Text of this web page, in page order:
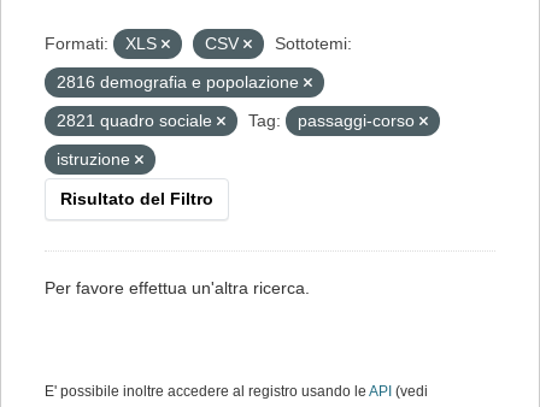
Formati: XLS CSV
Sottotemi:
2816 demografia e popolazione
2821 quadro sociale
Tag:
passaggi-corso
istruzione
Risultato del Filtro
Per favore effettua un'altra ricerca.
E' possibile inoltre accedere al registro usando le API (vedi